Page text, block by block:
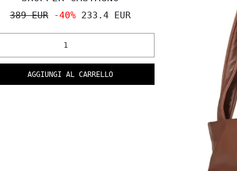
389 EUR -40% 233.4 EUR
AGGIUNGI AL CARRELLO